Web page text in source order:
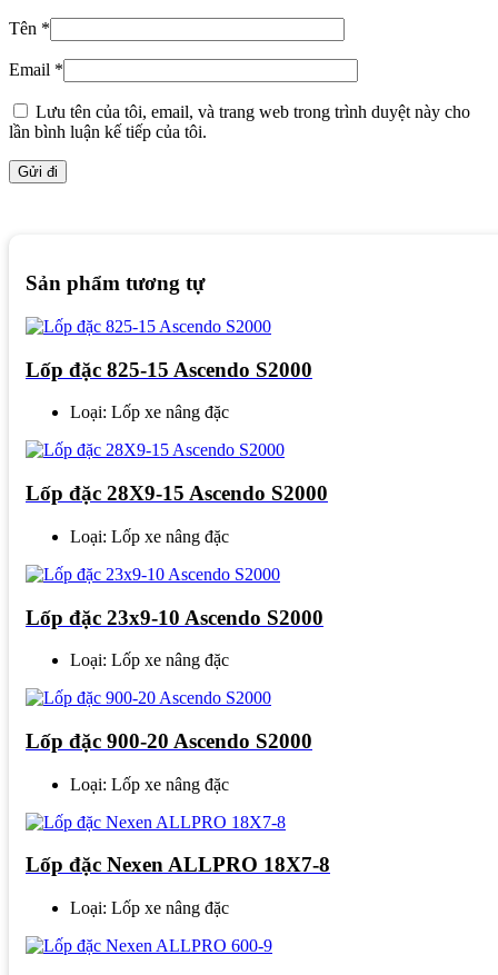
Tên *
Email *
Lưu tên của tôi, email, và trang web trong trình duyệt này cho
lần bình luận kế tiếp của tôi.
Sản phẩm tương tự
Lốp đặc 825-15 Ascendo S2000
Loại: Lốp xe nâng đặc
Lốp đặc 28X9-15 Ascendo S2000
Loại: Lốp xe nâng đặc
Lốp đặc 23x9-10 Ascendo S2000
Loại: Lốp xe nâng đặc
Lốp đặc 900-20 Ascendo S2000
Loại: Lốp xe nâng đặc
Lốp đặc Nexen ALLPRO 18X7-8
Loại: Lốp xe nâng đặc